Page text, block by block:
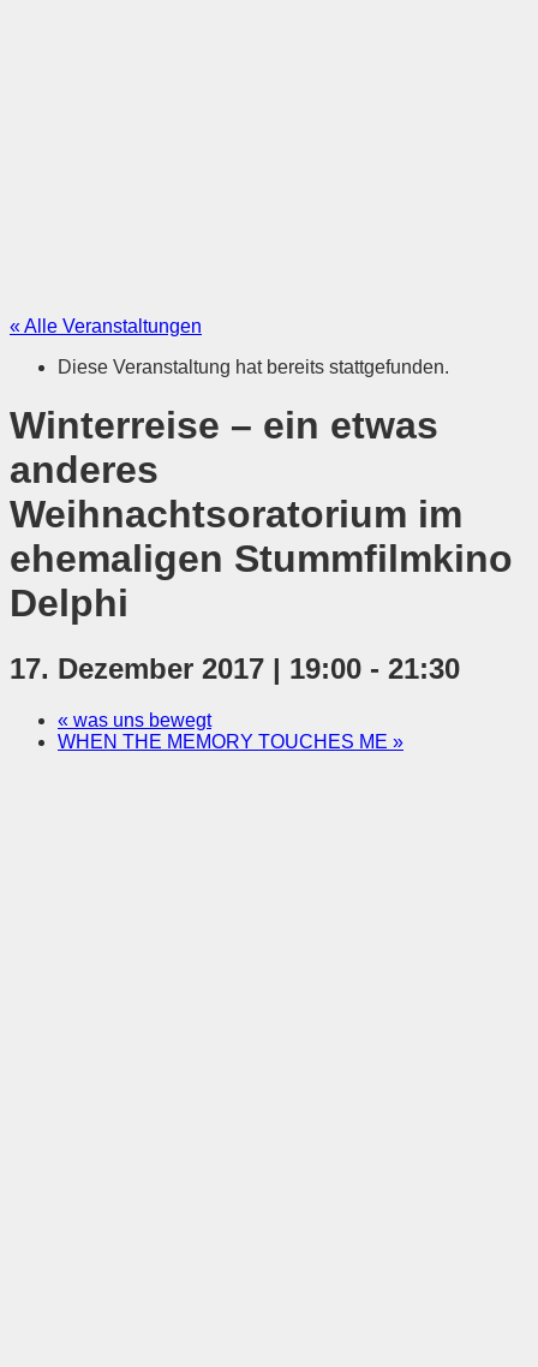
« Alle Veranstaltungen
Diese Veranstaltung hat bereits stattgefunden.
Winterreise – ein etwas
anderes
Weihnachtsoratorium im
ehemaligen Stummfilmkino
Delphi
17. Dezember 2017 | 19:00 - 21:30
« was uns bewegt
WHEN THE MEMORY TOUCHES ME »